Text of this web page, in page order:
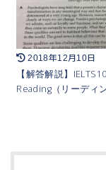
2018年12月10日
【解答解説】
Reading（リーディ